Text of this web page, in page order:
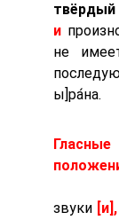
твёрдый
и
не
ы]ра́на.
звуки